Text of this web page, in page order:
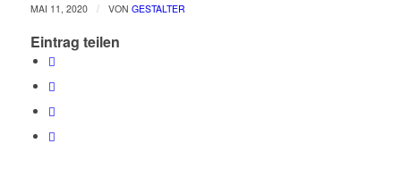
MAI 11, 2020 / VON GESTALTER
Eintrag teilen